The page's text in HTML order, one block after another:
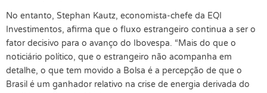
No entanto, Stephan Kautz, economista-chefe da EQI
Investimentos, afirma que o fluxo estrangeiro continua a ser o
fator decisivo para o avanço do Ibovespa. “Mais do que o
noticiário político, que o estrangeiro não acompanha em
detalhe, o que tem movido a Bolsa é a percepção de que o
Brasil é um ganhador relativo na crise de energia derivada do